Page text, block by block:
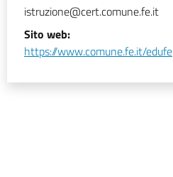
istruzione@cert.comune.fe.it
Sito web:
https://www.comune.fe.it/edufe